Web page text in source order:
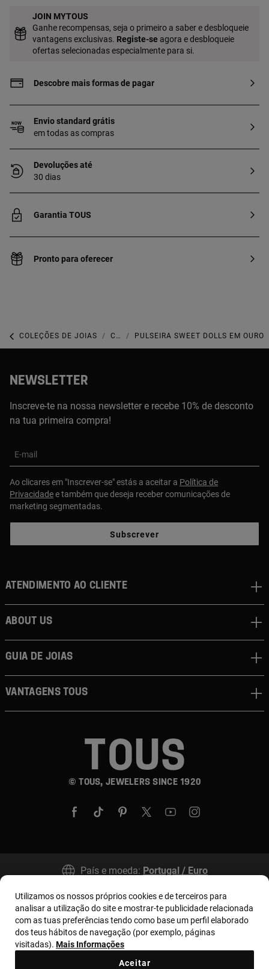
JOIN MYTOUS
Ganhe recompensas, seja o primeiro a saber e desbloqueie
vantagens exclusivas. Registe-se agora e desbloqueie
ofertas selecionadas especialmente para si.
Descobre mais formas de pagar
Envio standard grátis
em todas as compras
Devoluções até
30 dias
Garantia TOUS
Pronto para oferecer
COLEÇÕES DE JOIAS COLEÇÃO TOUS PEARLS PULSEIRA SWEET DOLLS EM OURO
NEWSLETTER
Inscreve-te na nossa newsletter e recebe 10% de desconto
na tua primeira compra!
E-mail
Ao clicares em "Inscrever-se" estás a aceitar a Política de
Privacidadee também que deseja receber comunicações de
marketing segmentadas.
Subscrever
© TOUS, JEWELERS SINCE 1920
Atendimento ao cliente
About us
Guia de joias
Vantagens TOUS
País e moeda: Portugal / Euro
Termos e condições Política de uso e privacidade
Política de Cookies Aviso legal Bases MYTOUS
Livro de Reclamações Código de Ética
Utilizamos os nossos próprios cookies e de terceiros para
analisar a utilização do site e mostrar-te publicidade relacionada
com as tuas preferências tendo como base um perfil elaborado
dos teus hábitos de navegação (por exemplo, páginas
visitadas). Mais Informações
Aceitar